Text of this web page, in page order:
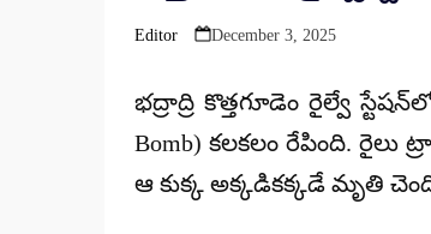
Posted
Editor December 3, 2025
భద్రాద్రి కొత్తగూడెం రైల్వే
Bomb) కలకలం రేపింది. రైలు
ఆ కుక్క అక్కడికక్కడే మృతి